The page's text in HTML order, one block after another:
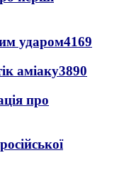
ударом4169
аміаку3890
про